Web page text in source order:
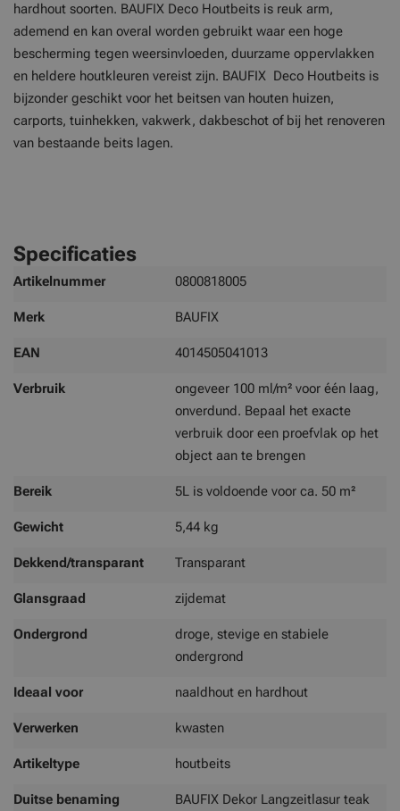
hardhout soorten. BAUFIX Deco Houtbeits is reuk arm,
ademend en kan overal worden gebruikt waar een hoge
bescherming tegen weersinvloeden, duurzame oppervlakken
en heldere houtkleuren vereist zijn. BAUFIX Deco Houtbeits is
bijzonder geschikt voor het beitsen van houten huizen,
carports, tuinhekken, vakwerk, dakbeschot of bij het renoveren
van bestaande beits lagen.
Specificaties
Meer
Artikelnummer 0800818005
Merk BAUFIX
EAN 4014505041013
Verbruik
ongeveer 100 ml/m² voor één laag,
onverdund. Bepaal het exacte
verbruik door een proefvlak op het
object aan te brengen
Bereik 5L is voldoende voor ca. 50 m²
Gewicht 5,44 kg
Dekkend/transparant Transparant
Glansgraad zijdemat
Ondergrond
droge, stevige en stabiele
ondergrond
Ideaal voor naaldhout en hardhout
Verwerken kwasten
Artikeltype houtbeits
Duitse benaming BAUFIX Dekor Langzeitlasur teak